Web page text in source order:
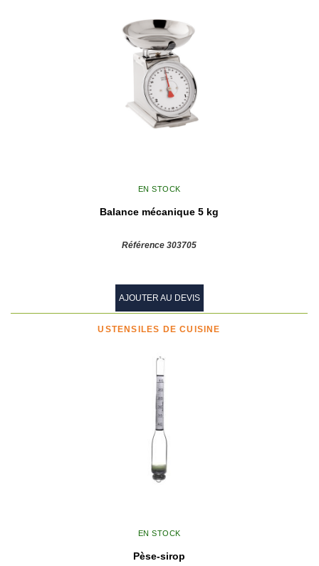
EN STOCK
Balance mécanique 5 kg
Référence 303705
AJOUTER AU DEVIS
USTENSILES DE CUISINE
EN STOCK
Pèse-sirop